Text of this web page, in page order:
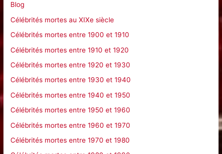
:
Blog
Célébrités mortes au XIXe siècle
Célébrités mortes entre 1900 et 1910
Célébrités mortes entre 1910 et 1920
Célébrités mortes entre 1920 et 1930
Célébrités mortes entre 1930 et 1940
Célébrités mortes entre 1940 et 1950
Célébrités mortes entre 1950 et 1960
Célébrités mortes entre 1960 et 1970
Célébrités mortes entre 1970 et 1980